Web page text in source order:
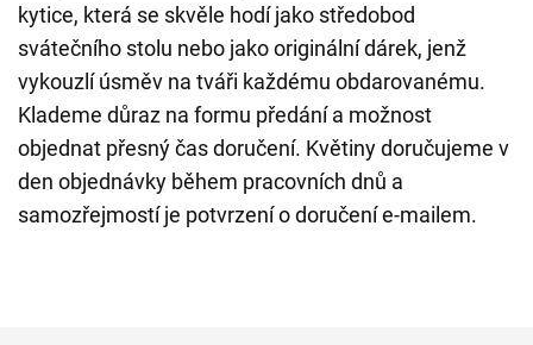
kytice, která se skvěle hodí jako středobod
svátečního stolu nebo jako originální dárek, jenž
vykouzlí úsměv na tváři každému obdarovanému.
Klademe důraz na formu předání a možnost
objednat přesný čas doručení. Květiny doručujeme v
den objednávky během pracovních dnů a
samozřejmostí je potvrzení o doručení e-mailem.